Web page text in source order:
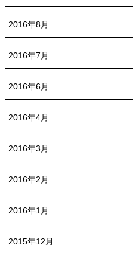
2016年8月
2016年7月
2016年6月
2016年4月
2016年3月
2016年2月
2016年1月
2015年12月